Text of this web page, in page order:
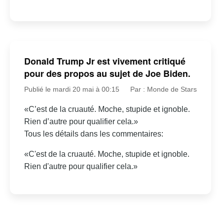
Donald Trump Jr est vivement critiqué
pour des propos au sujet de Joe Biden.
Publié le mardi 20 mai à 00:15 Par : Monde de Stars
«C’est de la cruauté. Moche, stupide et ignoble.
Rien d’autre pour qualifier cela.»
Tous les détails dans les commentaires:
«C'est de la cruauté. Moche, stupide et ignoble.
Rien d'autre pour qualifier cela.»